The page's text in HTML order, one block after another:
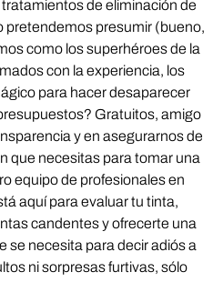
de eliminación de
pretendemos presumir (bueno,
como los superhéroes de la
con la experiencia, los
para hacer desaparecer
Gratuitos, amigo
y en asegurarnos de
que necesitas para tomar una
equipo de profesionales en
aquí para evaluar tu tinta,
candentes y ofrecerte una
se necesita para decir adiós a
ni sorpresas furtivas, sólo